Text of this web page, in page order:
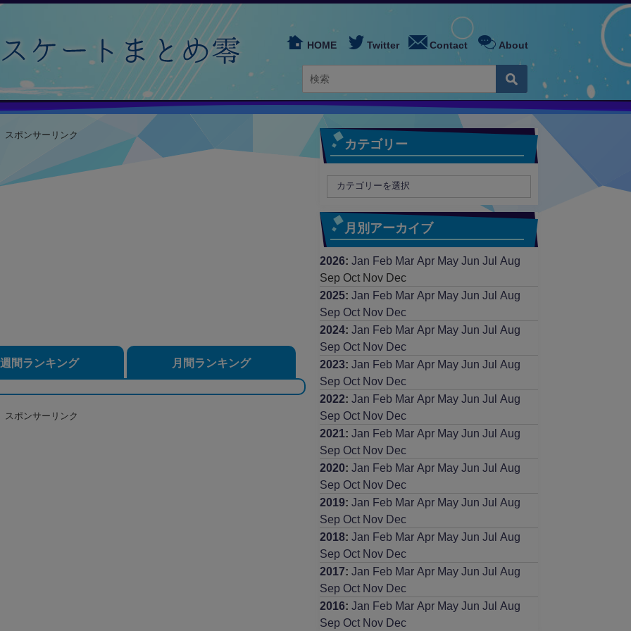
HOME Twitter Contact About
スポンサーリンク
週間ランキング 月間ランキング
スポンサーリンク
カテゴリー
月別アーカイブ
2026: Jan Feb Mar Apr May Jun Jul
Aug
Sep Oct Nov Dec
2025: Jan Feb Mar Apr May Jun Jul
Aug
Sep Oct Nov Dec
2024: Jan Feb Mar Apr May Jun Jul
Aug
Sep Oct Nov Dec
2023: Jan Feb Mar Apr May Jun Jul
Aug
Sep Oct Nov Dec
2022: Jan Feb Mar Apr May Jun Jul
Aug
Sep Oct Nov Dec
2021 : Jan Feb Mar Apr May Jun Jul
Aug
Sep Oct Nov Dec
2020: Jan Feb Mar Apr May Jun Jul
Aug
Sep Oct Nov Dec
2019: Jan Feb Mar Apr May Jun Jul
Aug
Sep Oct Nov Dec
2018: Jan Feb Mar Apr May Jun Jul
Aug
Sep Oct Nov Dec
2017: Jan Feb Mar Apr May Jun Jul
Aug
Sep Oct Nov Dec
2016: Jan Feb Mar Apr May Jun Jul
Aug
Sep Oct Nov Dec